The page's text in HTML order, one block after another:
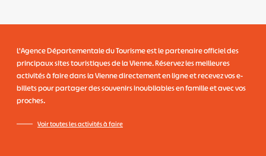
L'Agence Départementale du Tourismeest le partenaire officiel des
principaux sites touristiques de la Vienne. Réservez les meilleures
activités à faire dans la Vienne directement en ligne et recevez vos e-
billets pour partager des souvenirs inoubliables en famille et avec vos
proches.
Voir toutes les activités à faire